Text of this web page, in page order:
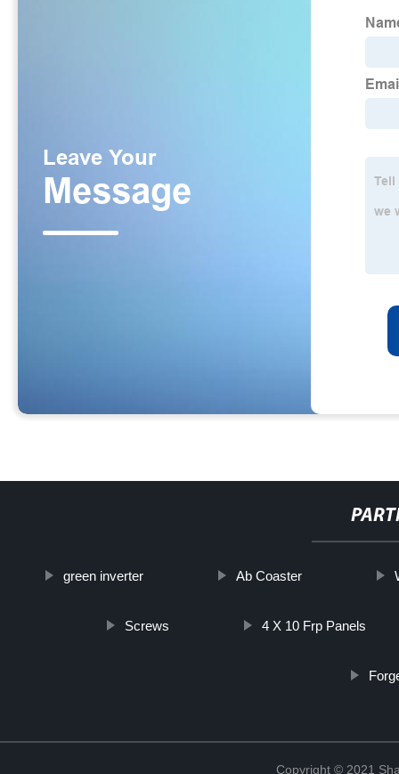
green inverter Ab Coaster
Screws 4 X 10 Frp Panels
Copyright © 2021